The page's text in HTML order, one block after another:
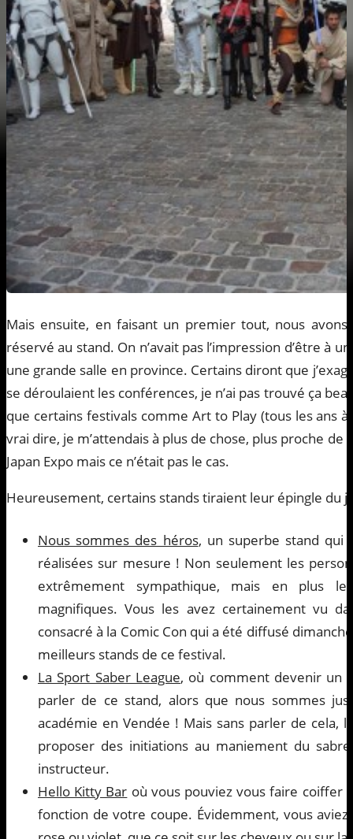
Mais ensuite, en faisant un premier tout, nous
réservé au stand. On n’avait pas l’impression d’être à
une grande salle en province. Certains diront que
se déroulaient les conférences, je n’ai pas trouvé ça
que certains festivals comme Art to Play (tous les ans
vrai dire, je m’attendais à plus de chose, plus proche
Japan Expo mais ce n’était pas le cas.
Heureusement, certains stands tiraient leur épingle du
Nous sommes des héros, un superbe stand qui
réalisées sur mesure ! Non seulement les
extrêmement sympathique, mais en plus
magnifiques. Vous les avez certainement vu
consacré à la Comic Con qui a été diffusé
meilleurs stands de ce festival.
La Sport Saber League, où comment devenir un
parler de ce stand, alors que nous sommes
académie en Vendée ! Mais sans parler de cela,
proposer des initiations au maniement du
instructeur.
Hello Kitty Bar où vous pouviez vous faire coiffer
fonction de votre coupe. Évidemment, vous